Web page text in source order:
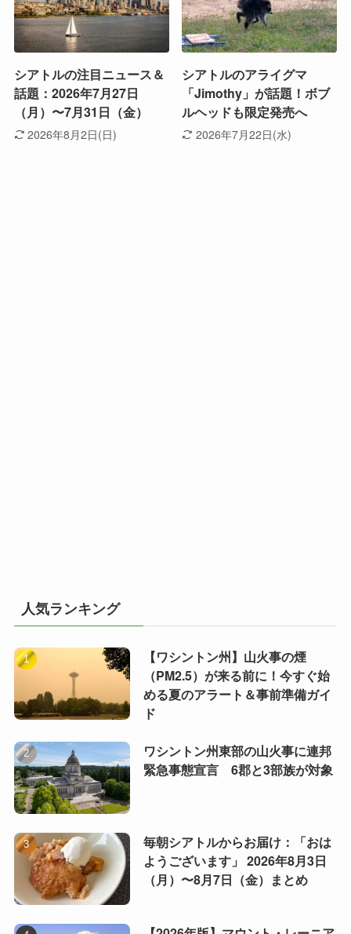
シアトルの注目ニュース＆
話題：2026年7月27日
（月）〜7月31日（金）
2026年8月2日(日)
シアトルのアライグマ
「Jimothy」が話題！ボブ
ルヘッドも限定発売へ
2026年7月22日(水)
人気ランキング
【ワシントン州】山火事の煙
（PM2.5）が来る前に！今すぐ始
める夏のアラート＆事前準備ガイ
ド
ワシントン州東部の山火事に連邦
緊急事態宣言 6郡と3部族が対象
毎朝シアトルからお届け：「おは
ようございます」 2026年8月3日
（月）〜8月7日（金）まとめ